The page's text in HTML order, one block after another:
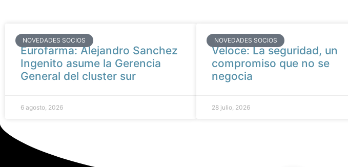
NOVEDADES SOCIOS
Eurofarma: Alejandro Sanchez
Ingenito asume la Gerencia
General del cluster sur
6 agosto, 2026
NOVEDADES SOCIOS
Veloce: La seguridad, un
compromiso que no se
negocia
28 julio, 2026